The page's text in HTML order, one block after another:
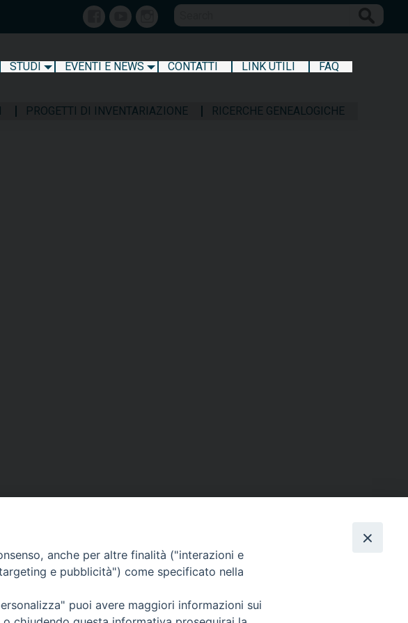
FacebookYoutubeInstagram
STUDI EVENTI E NEWS CONTATTI LINK UTILI FAQ
PROGETTI DI INVENTARIAZIONE RICERCHE GENEALOGICHE
anche per altre finalità ("interazioni e
e pubblicità") come specificato nella
puoi avere maggiori informazioni sui